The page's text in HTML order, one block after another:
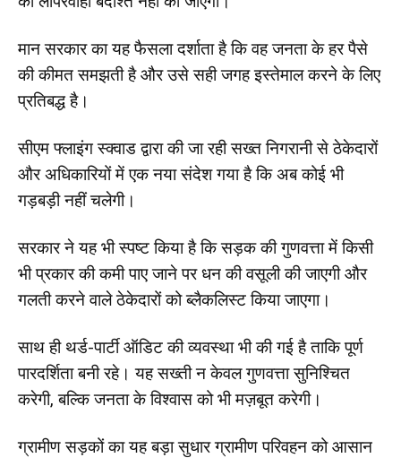
मान सरकार का यह फैसला दर्शाता है कि वह जनता के हर पैसे
की कीमत समझती है और उसे सही जगह इस्तेमाल करने के लिए
प्रतिबद्ध है।
सीएम फ्लाइंग स्क्वाड द्वारा की जा रही सख्त निगरानी से ठेकेदारों
और अधिकारियों में एक नया संदेश गया है कि अब कोई भी
गड़बड़ी नहीं चलेगी।
सरकार ने यह भी स्पष्ट किया है कि सड़क की गुणवत्ता में किसी
भी प्रकार की कमी पाए जाने पर धन की वसूली की जाएगी और
गलती करने वाले ठेकेदारों को ब्लैकलिस्ट किया जाएगा।
साथ ही थर्ड-पार्टी ऑडिट की व्यवस्था भी की गई है ताकि पूर्ण
पारदर्शिता बनी रहे। यह सख्ती न केवल गुणवत्ता सुनिश्चित
करेगी, बल्कि जनता के विश्वास को भी मज़बूत करेगी।
ग्रामीण सड़कों का यह बड़ा सुधार ग्रामीण परिवहन को आसान